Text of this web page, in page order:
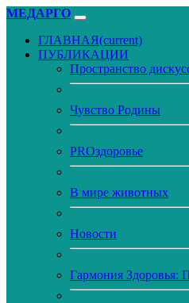
МЕДАРГО
ГЛАВНАЯ(current)
ПУБЛИКАЦИИ
Пространство
Чувство Родины
PROздоровье
В мире животных
Новости
Гармония Здоровья: